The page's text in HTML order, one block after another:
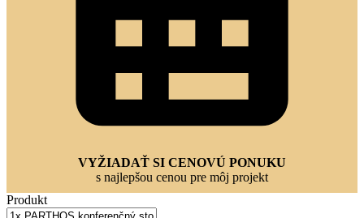
VYŽIADAŤ SI CENOVÚ PONUKU
s najlepšou cenou pre môj projekt
Produkt